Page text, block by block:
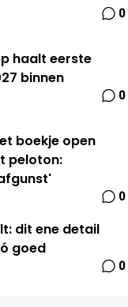
0
haalt eerste
binnen
0
boekje open
peloton:
0
dit ene detail
goed
0